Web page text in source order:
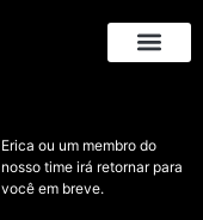
Erica ou um membro do
nosso time irá retornar para
você em breve.